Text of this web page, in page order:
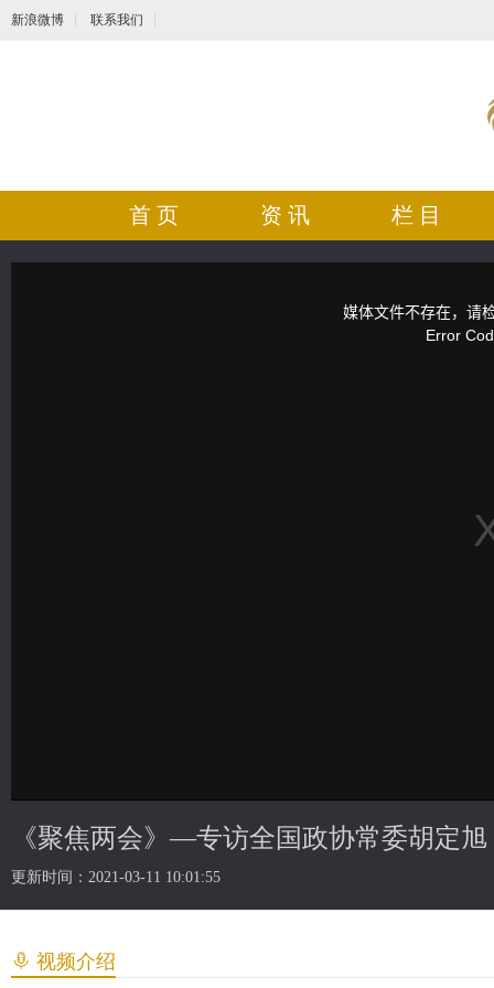
新浪微博 联系我们
首 页 资 讯 栏 目
《聚焦两会》—专访全国政协常委胡定
更新时间：2021-03-11 10:01:55
视频介绍